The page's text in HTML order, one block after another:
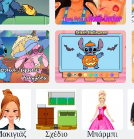
Laser
Γιατρός χειρός
Nani Pelekai
παζλ μπλε
koala
Βιβλίο
ζωγραφικής:
Stitch
Halloween
Σχέδιο Μπάρμπι